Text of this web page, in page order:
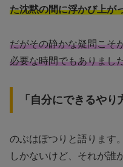
た沈黙の間に浮かび上が
だがその静かな疑問こそ
必要な時間でもありまし
「自分にできるやり
のぶはぽつりと語ります
しかないけど、それが誰